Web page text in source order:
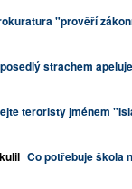
"prověří
strachem
teroristy jménem
Co potřebuje škola